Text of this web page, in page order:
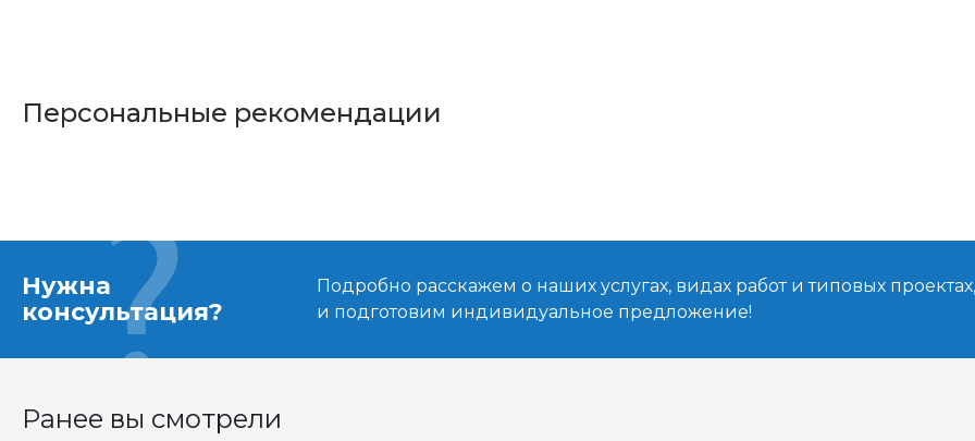
Персональные рекомендации
Нужна
консультация?
Подробно расскажем о наших услугах, видах работ и типовых
и подготовим индивидуальное предложение!
Ранее вы смотрели